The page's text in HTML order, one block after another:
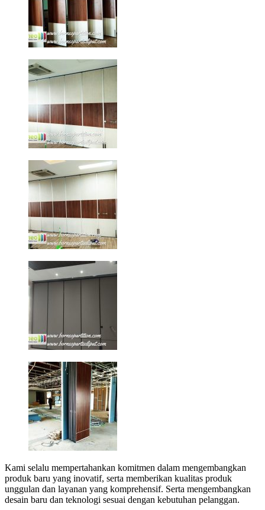
Kami selalu mempertahankan komitmen dalam mengembangkan
produk baru yang inovatif, serta memberikan kualitas produk
unggulan dan layanan yang komprehensif. Serta mengembangkan
desain baru dan teknologi sesuai dengan kebutuhan pelanggan.